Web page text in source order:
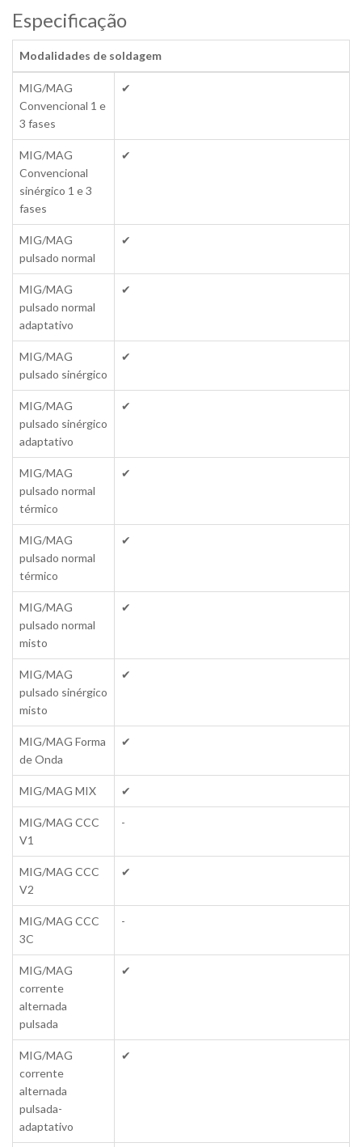
Especificação
Modalidades de soldagem
MIG/MAG
Convencional 1 e
3 fases
✔
MIG/MAG
Convencional
sinérgico 1 e 3
fases
✔
MIG/MAG
pulsado normal
✔
MIG/MAG
pulsado normal
adaptativo
✔
MIG/MAG
pulsado sinérgico
✔
MIG/MAG
pulsado sinérgico
adaptativo
✔
MIG/MAG
pulsado normal
térmico
✔
MIG/MAG
pulsado normal
térmico
✔
MIG/MAG
pulsado normal
misto
✔
MIG/MAG
pulsado sinérgico
misto
✔
MIG/MAG Forma
de Onda
✔
MIG/MAG MIX ✔
MIG/MAG CCC
V1
-
MIG/MAG CCC
V2
✔
MIG/MAG CCC
3C
-
MIG/MAG
corrente
alternada
pulsada
✔
MIG/MAG
corrente
alternada
pulsada-
adaptativo
✔